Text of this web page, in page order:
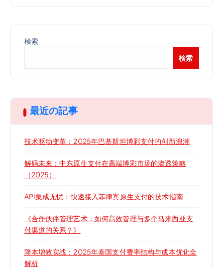
検索
検索
最近の記事
技术驱动变革：2025年巴基斯坦博彩支付的创新浪潮
解码未来：中东原生支付在高端博彩市场的渗透策略
（2025）
API集成无忧：快速接入菲律宾原生支付的技术指南
《合作伙伴管理艺术：如何高效管理与多个马来西亚支
付渠道的关系？》
降本增效实战：2025年泰国支付费率结构与成本优化全
解析